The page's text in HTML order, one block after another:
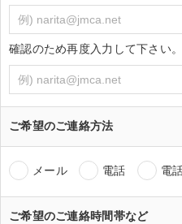
確認のため再度入力して下さい。
ご希望のご連絡方法
メール 電話 電
ご希望のご連絡時間帯など